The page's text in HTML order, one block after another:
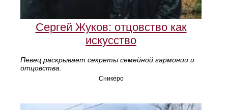
Сергей Жуков: отцовство как
искусство
Певец раскрывает секреты семейной гармонии и
отцовства.
Сникеро